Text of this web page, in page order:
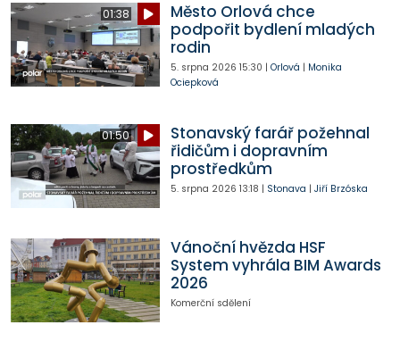
01:38
Město Orlová chce
podpořit bydlení mladých
rodin
5. srpna 2026 15:30 | Orlová | Monika
Ociepková
01:50
Stonavský farář požehnal
řidičům i dopravním
prostředkům
5. srpna 2026 13:18 | Stonava | Jiří Brzóska
Vánoční hvězda HSF
System vyhrála BIM Awards
2026
Komerční sdělení